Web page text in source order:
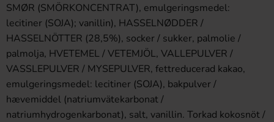
SMØR (SMÖRKONCENTRAT), emulgeringsmedel:
lecitiner (SOJA); vanillin), HASSELNØDDER /
HASSELNÖTTER (28,5%), socker / sukker, palmolie /
palmolja, HVETEMEL / VETEMJÖL, VALLEPULVER /
VASSLEPULVER / MYSEPULVER, fettreducerad kakao,
emulgeringsmedel: lecitiner (SOJA), bakpulver /
hævemiddel (natriumvätekarbonat /
natriumhydrogenkarbonat), salt, vanillin. Torkad kokosnöt /